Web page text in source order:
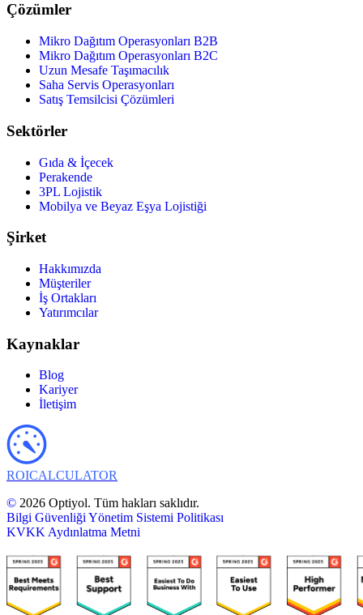
Çözümler
Mikro Dağıtım Operasyonları B2B
Mikro Dağıtım Operasyonları B2C
Uzun Mesafe Taşımacılık
Saha Servis Operasyonları
Satış Temsilcisi Çözümleri
Sektörler
Gıda & İçecek
Perakende
3PL Lojistik
Mobilya ve Beyaz Eşya Lojistiği
Şirket
Hakkımızda
Müşteriler
İş Ortakları
Yatırımcılar
Kaynaklar
Blog
Kariyer
İletişim
ROICALCULATOR
© 2026 Optiyol. Tüm hakları saklıdır.
Bilgi Güvenliği Yönetim Sistemi Politikası
KVKK Aydınlatma Metni